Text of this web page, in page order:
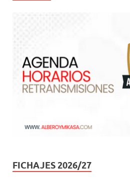
FICHAJES 2026/27